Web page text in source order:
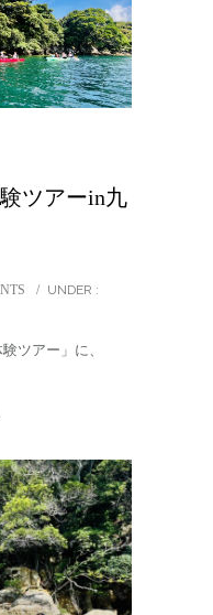
ツアーin九
/ UNDER :
ツアー」に、